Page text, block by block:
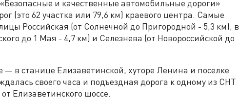
и качественные автомобильные дороги»
(это 62 участка или 79,6 км) краевого центра. Самые
Российская (от Солнечной до Пригородной - 5,3 км), в
до 1 Мая - 4,7 км) и Селезнева (от Новороссийской до
— в станице Елизаветинской, хуторе Ленина и поселке
своего часа и подъездная дорога к одному из СНТ
Елизаветинского шоссе.